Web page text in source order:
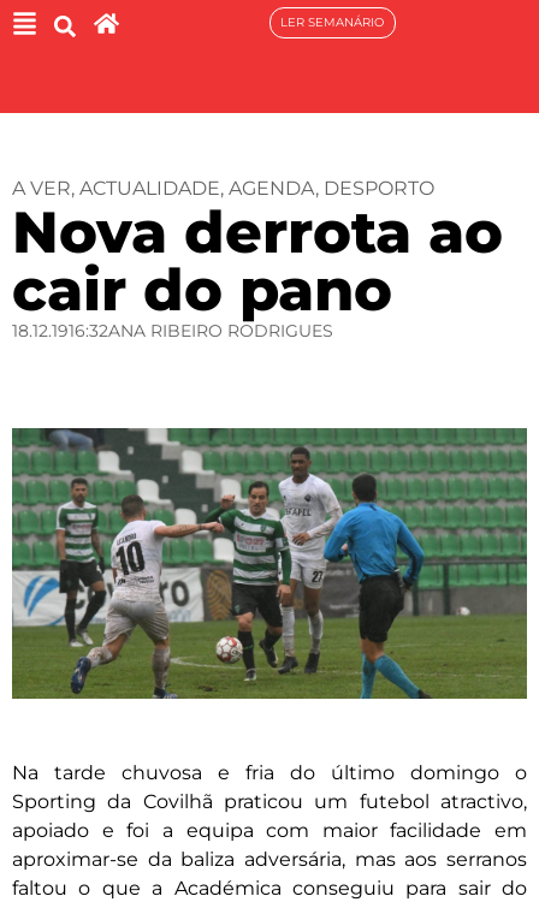
LER SEMANÁRIO
A VER, ACTUALIDADE, AGENDA, DESPORTO
Nova derrota ao
cair do pano
18.12.1916:32ANA RIBEIRO RODRIGUES
Na tarde chuvosa e fria do último domingo o
Sporting da Covilhã praticou um futebol atractivo,
apoiado e foi a equipa com maior facilidade em
aproximar-se da baliza adversária, mas aos serranos
faltou o que a Académica conseguiu para sair do